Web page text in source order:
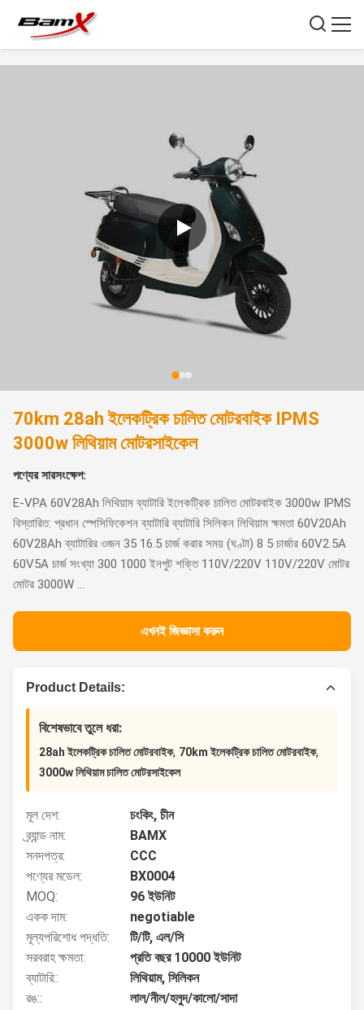
70km 28ah ইলেকট্রিক চালিত মোটরবাইক IPMS
3000w লিথিয়াম মোটরসাইকেল
পণ্যের সারসংক্ষেপ:
E-VPA 60V28Ah লিথিয়াম ব্যাটারি ইলেকট্রিক চালিত মোটরবাইক 3000w IPMS
বিস্তারিত: প্রধান স্পেসিফিকেশন ব্যাটারি ব্যাটারি সিলিকন লিথিয়াম ক্ষমতা 60V20Ah
60V28Ah ব্যাটারির ওজন 35 16.5 চার্জ করার সময় (ঘণ্টা) 8 5 চার্জার 60V2.5A
60V5A চার্জ সংখ্যা 300 1000 ইনপুট শক্তি 110V/220V 110V/220V মোটর
মোটর 3000W ...
এখনই জিজ্ঞাসা করুন
Product Details:
বিশেষভাবে তুলে ধরা:
28ah ইলেকট্রিক চালিত মোটরবাইক, 70km ইলেকট্রিক চালিত মোটরবাইক,
3000w লিথিয়াম চালিত মোটরসাইকেল
মূল দেশ:
চংকিং, চীন
ব্র্যান্ড নাম:
BAMX
সনদপত্র:
CCC
পণ্যের মডেল:
BX0004
MOQ:
96 ইউনিট
একক দাম:
negotiable
মূল্যপরিশোধ পদ্ধতি:
টি/টি, এল/সি
সরবরাহ ক্ষমতা:
প্রতি বছর 10000 ইউনিট
ব্যাটারি::
লিথিয়াম, সিলিকন
রঙ::
লাল/নীল/হলুদ/কালো/সাদা